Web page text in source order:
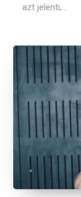
azt jelenti,...